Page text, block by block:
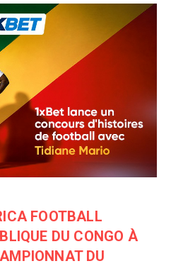
FOOTBALL
DU CONGO À
DU